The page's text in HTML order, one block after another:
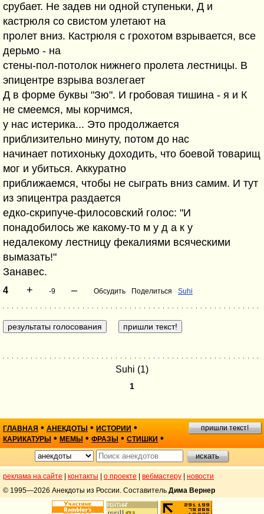
срубает. Не задев ни одной ступеньки, Д и
кастрюля со свистом улетают на
пролет вниз. Кастрюля с грохотом взрывается, все
дерьмо - на
стены-пол-потолок нижнего пролета лестницы. В
эпицентре взрыва возлегает
Д в форме буквы "Зю". И гробовая тишина - я и К
не смеемся, мы корчимся,
у нас истерика... Это продолжается
приблизительно минуту, потом до нас
начинает потихоньку доходить, что боевой товарищ
мог и убиться. Аккуратно
приближаемся, чтобы не сыграть вниз самим. И тут
из эпицентра раздается
едко-скрипуче-филосовский голос: "И
понадобилось же какому-то м у д а к у
недалекому лестницу фекалиями всяческими
вымазать!"
Занавес.
4 + -9 – Обсудить Поделиться Suhi
Suhi (1)
1
ГЛАВНАЯ • АНЕКДОТЫ • ИСТОРИИ •
КАРИКАТУРЫ • МЕМЫ • ФРАЗЫ • СТИШКИ •
пришли текст!
реклама на сайте контакты о проекте вебмастеру
новости
© 1995—2026 Анекдоты из России. Составитель Дима Вернер